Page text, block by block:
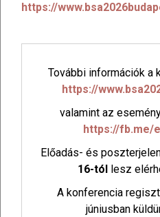
https://
További információk a
https://
valamint az
https://fb.me/
Előadás- és
16-tóllesz
A konferencia
júniusban